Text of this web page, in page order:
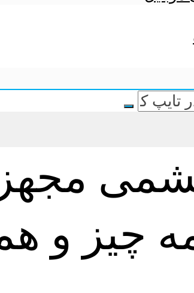
چشمی
چیز و